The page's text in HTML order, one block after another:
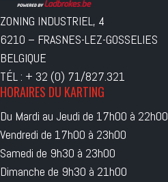
ZONING INDUSTRIEL, 4
6210 – FRASNES-LEZ-GOSSELIES
BELGIQUE
TÉL : + 32 (0) 71/827.321
HORAIRES DU KARTING
Du Mardi au Jeudi de 17h00 à 22h00
Vendredi de 17h00 à 23h00
Samedi de 9h30 à 23h00
Dimanche de 9h30 à 21h00